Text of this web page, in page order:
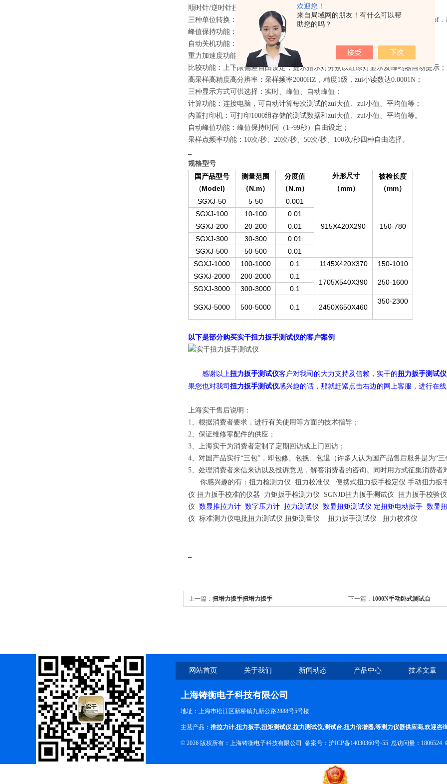
欢迎您！
来自局域网的朋友！有什么可以帮
助您的吗？
顺时针/逆时针扭力都可测量。
三种单位转换：N﹒m、kgf﹒cm、lbf﹒in(也有微小量程的mN﹒m 、gf﹒cm、
峰值保持功能：可抓取测试中的峰值；
自动关机功能：关机时间（0~9分）自由设定（0秒表示不自动关机）；
重力加速度功能：根据地域不同，可自由设定（9.000~9.999）；
比较功能：上下限偏差自由设定，提示指示灯分别以红绿灯显示及峰鸣器自动提示；
高采样高精度高分辨率：采样频率2000HZ，精度1级，zui小读数达0.0001N；
三种显示方式可供选择：实时、峰值、自动峰值；
计算功能：连接电脑，可自动计算每次测试的zui大值、zui小值、平均值等；
内置打印机：可打印1000组存储的测试数据和zui大值、zui小值、平均值等。
自动峰值功能：峰值保持时间（1~99秒）自由设定；
采样点频率功能：10次/秒、20次/秒、50次/秒、100次/秒四种自由选择。
规格型号
国产品型号
(Model)
测量范围
（N.m）
分度值
（N.m）
外形尺寸
（mm）
被检长度
（mm）
SGXJ-50 5-50 0.001
915X420X290 150-780
SGXJ-100 10-100
0.01
SGXJ-200
20-200
0.01
SGXJ-300
30-300
0.01
SGXJ-500
50-500
0.01
SGXJ-1000
100-1000 0.1 1145X420X370
150-1010
SGXJ-2000
200-2000 0.1
1705X540X390
250-1600
SGXJ-3000
300-3000 0.1
SGXJ-5000 500-5000 0.1 2450X650X460
350-2300
以下是部分购买实干扭力扳手测试仪的客户案例
感谢以上扭力扳手测试仪客户对我司的大力支持及信赖，实干的扭力扳手测试仪
果您也对我司 扭力扳手测试仪感兴趣的话，那就赶紧点击右边的网上客服，进行在
上海实干售后说明：
1、根据消费者要求，进行有关使用等方面的技术指导；
2、保证维修零配件的供应；
3、上海实干为消费者定制了定期回访或上门回访；
4、对国产品实行“三包”，即包修、包换、包退（许多人认为国产品售后服务是为“
5、处理消费者来信来访以及投诉意见，解答消费者的咨询。同时用方式征集消费
你感兴趣的有：扭力检测力仪 扭力校准仪 便携式扭力扳手检定仪 手动扭力扳
仪 扭力扳手校准的仪器 力矩扳手检测力仪 SGNJD扭力扳手测试仪 扭力扳手校验
仪 数显推拉力计 数字压力计 拉力测试仪 数显扭矩测试仪 定扭矩电动扳手 数显
仪 标准测力仪电批扭力测试仪 扭矩测量仪 扭力扳手测试仪 扭力校准仪
上一篇： 扭增力扳手扭增力扳手 下一篇： 1000N手动卧式测试台
网站首页 关于我们 新闻动态 产品中心 技术文章
上海铸衡电子科技有限公司
地址：上海市松江区新桥镇九新公路2888号5号楼
主营产品： 推拉力计,扭力扳手,扭矩测试仪,拉力测试仪,测试台,扭力倍增器,等测力仪器供应商,欢迎咨
© 2026 版权所有：上海铸衡电子科技有限公司 备案号： 沪ICP备14030360号-55 总访问量：1806524